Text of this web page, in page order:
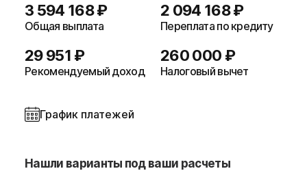
3 594 168 ₽
Общая выплата
2 094 168 ₽
Переплата по кредиту
29 951 ₽
Рекомендуемый доход
260 000 ₽
Налоговый вычет
График платежей
Нашли варианты под ваши расчеты